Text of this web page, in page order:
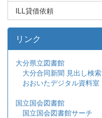
ILL貸借依頼
リンク
大分県立図書館
大分合同新聞 見出し検索
おおいたデジタル資料室
国立国会図書館
国立国会図書館サーチ